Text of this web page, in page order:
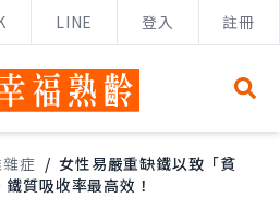
LINE 登入 註冊
症 / 女性易嚴重缺鐵以致「貧
質吸收率最高效！